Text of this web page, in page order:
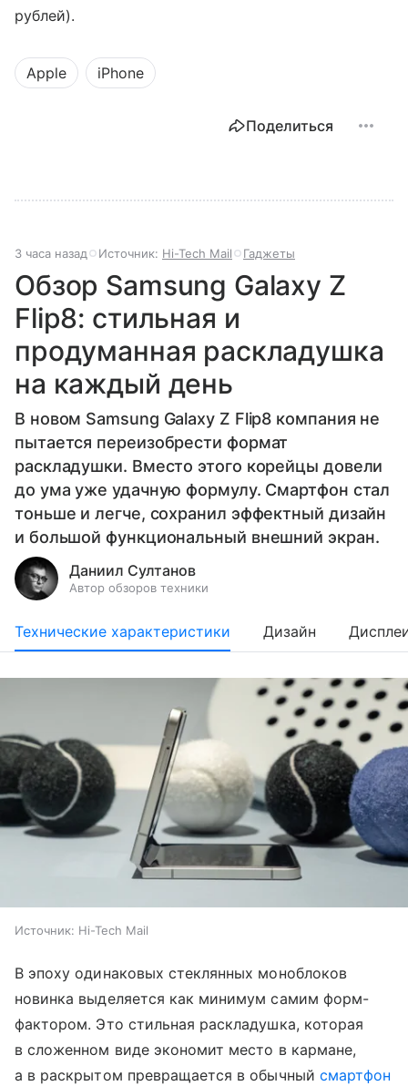
рублей).
Apple iPhone
Поделиться
3 часа назад Источник: Hi-Tech Mail Гаджеты
Обзор Samsung Galaxy Z
Flip8: стильная и
продуманная раскладушка
на каждый день
В новом Samsung Galaxy Z Flip8 компания не
пытается переизобрести формат
раскладушки. Вместо этого корейцы довели
до ума уже удачную формулу. Смартфон стал
тоньше и легче, сохранил эффектный дизайн
и большой функциональный внешний экран.
Даниил Султанов
Автор обзоров техники
Технические характеристики Дизайн
Источник: Hi-Tech Mail
В эпоху одинаковых стеклянных моноблоков
новинка выделяется как минимум самим форм-
фактором. Это стильная раскладушка, которая
в сложенном виде экономит место в кармане,
а в раскрытом превращается в обычный смартфон